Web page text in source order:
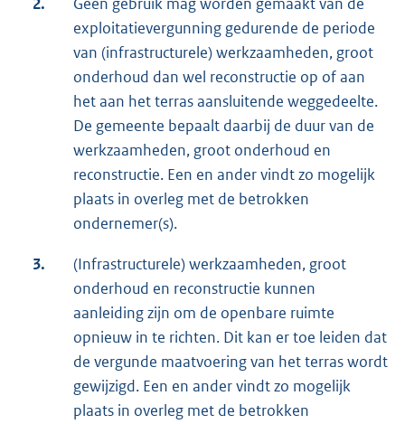
2.
Geen gebruik mag worden gemaakt van de
exploitatievergunning gedurende de periode
van (infrastructurele) werkzaamheden, groot
onderhoud dan wel reconstructie op of aan
het aan het terras aansluitende weggedeelte.
De gemeente bepaalt daarbij de duur van de
werkzaamheden, groot onderhoud en
reconstructie. Een en ander vindt zo mogelijk
plaats in overleg met de betrokken
ondernemer(s).
3.
(Infrastructurele) werkzaamheden, groot
onderhoud en reconstructie kunnen
aanleiding zijn om de openbare ruimte
opnieuw in te richten. Dit kan er toe leiden dat
de vergunde maatvoering van het terras wordt
gewijzigd. Een en ander vindt zo mogelijk
plaats in overleg met de betrokken